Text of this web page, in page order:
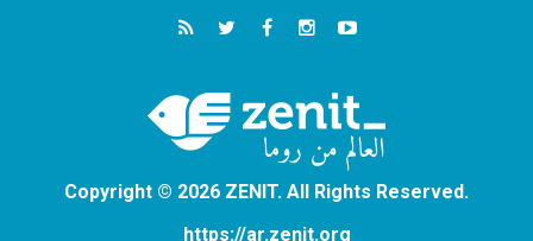
Copyright © 2026 ZENIT. All Rights Reserved.
https://ar.zenit.org